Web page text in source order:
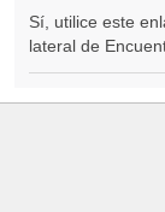
Sí, utilice este
lateral de